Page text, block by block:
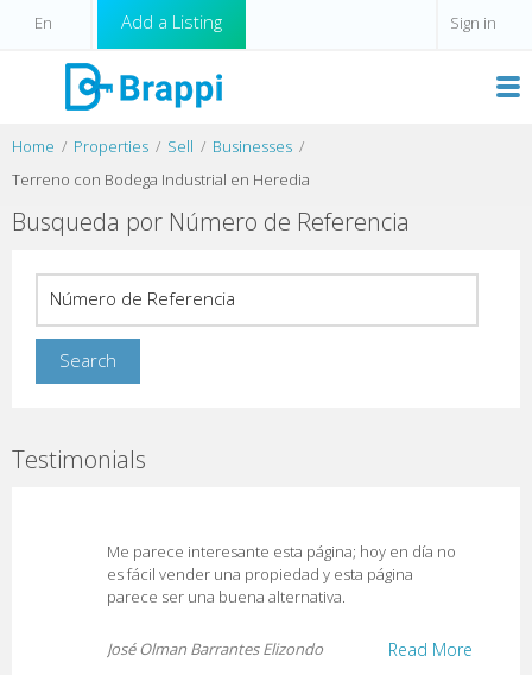
Add a Listing Sign in
Home Properties Sell
Businesses
Terreno con Bodega Industrial en Heredia
Busqueda por Número de Referencia
Testimonials
Me parece interesante esta página; hoy en día no
es fácil vender una propiedad y esta página
parece ser una buena alternativa.
Read More
José Olman Barrantes Elizondo